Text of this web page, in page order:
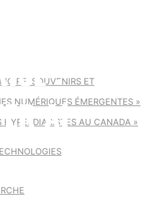
SOUVENIRS ET
NUMÉRIQUES ÉMERGENTES »
HYPERDIARISTES AU CANADA »
:
AI